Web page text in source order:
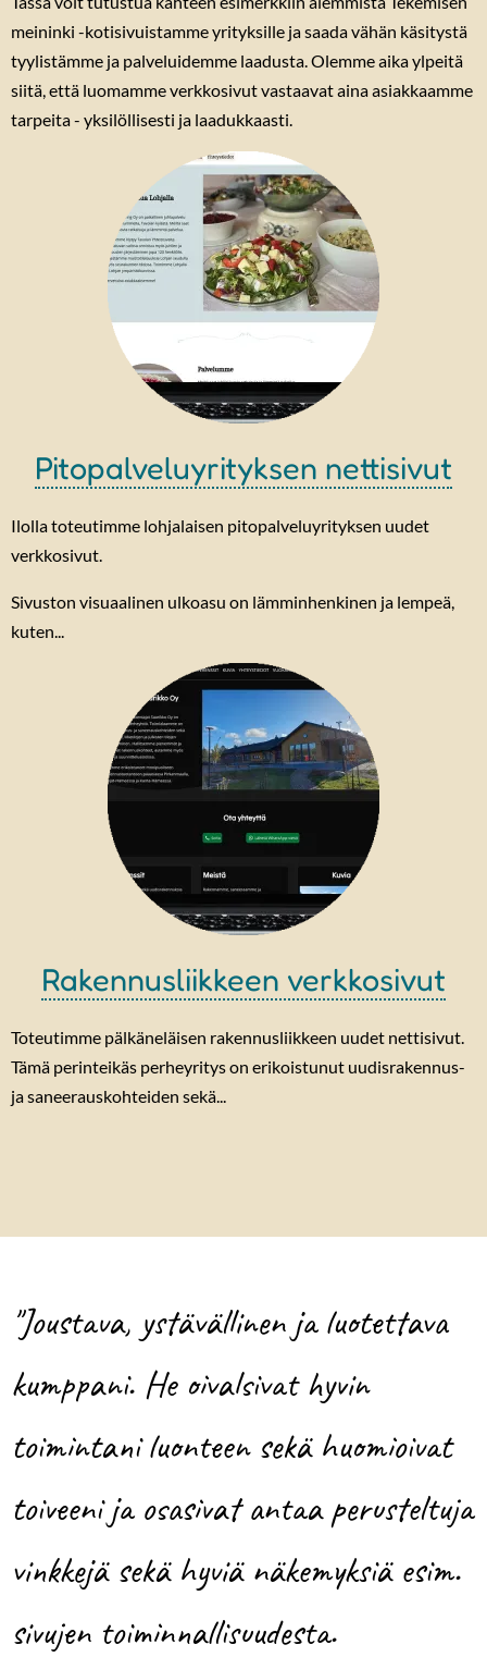
meininki -kotisivuistamme yrityksille ja saada vähän käsitystä
tyylistämme ja palveluidemme laadusta. Olemme aika ylpeitä
siitä, että luomamme verkkosivut vastaavat aina asiakkaamme
tarpeita - yksilöllisesti ja laadukkaasti.
Pitopalveluyrityksen nettisivut
Ilolla toteutimme lohjalaisen pitopalveluyrityksen uudet
verkkosivut.
Sivuston visuaalinen ulkoasu on lämminhenkinen ja lempeä,
kuten...
Rakennusliikkeen verkkosivut
Toteutimme pälkäneläisen rakennusliikkeen uudet nettisivut.
Tämä perinteikäs perheyritys on erikoistunut uudisrakennus-
ja saneerauskohteiden sekä...
"Joustava, ystävällinen ja luotettava
kumppani. He oivalsivat hyvin
toimintani luonteen sekä huomioivat
toiveeni ja osasivat antaa perusteltuja
vinkkejä sekä hyviä näkemyksiä esim.
sivujen toiminnallisuudesta.